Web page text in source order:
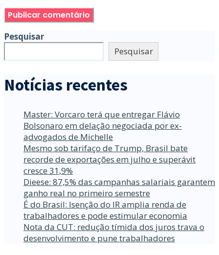
Pesquisar
Pesquisar
Notícias recentes
Master: Vorcaro terá que entregar Flávio
Bolsonaro em delação negociada por ex-
advogados de Michelle
Mesmo sob tarifaço de Trump, Brasil bate
recorde de exportações em julho e superávit
cresce 31,9%
Dieese: 87,5% das campanhas salariais garantem
ganho real no primeiro semestre
É do Brasil: Isenção do IR amplia renda de
trabalhadores e pode estimular economia
Nota da CUT: redução tímida dos juros trava o
desenvolvimento e pune trabalhadores